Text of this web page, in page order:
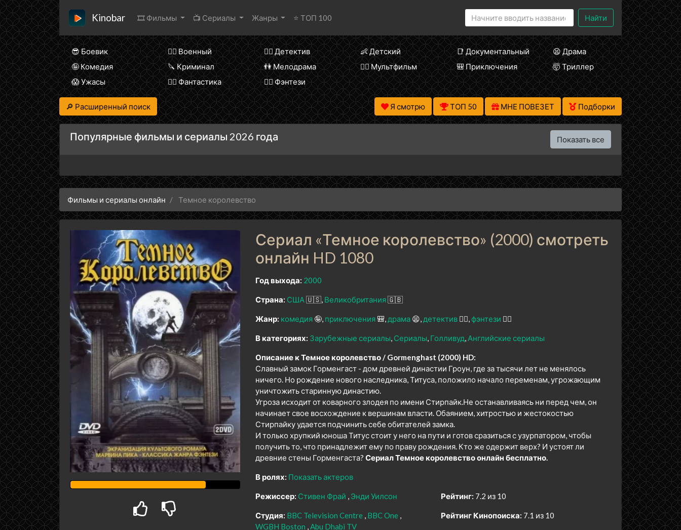
Kinobar 🎞 Фильмы 📺 Сериалы Жанры ⭐ ТОП 100 Найти
😎 Боевик 👨‍✈️ Военный 🕵️‍♂️ Детектив 👶 Детский 📑 Документальный
😫 Драма
🤪 Комедия
🔪 Криминал 👫 Мелодрама 🧚‍♀️ Мультфильм 🎒 Приключения
🤯 Триллер
😱 Ужасы
🧙‍♀️ Фантастика 🧝‍♂️ Фэнтези
🔎 Расширенный поиск Я смотрю ТОП 50 МНЕ ПОВЕЗЕТ Подборки
Популярные фильмы и сериалы 2026 года Показать все
Фильмы и сериалы онлайн Темное королевство
Сериал «Темное королевство» (2000) смотреть
онлайн HD 1080
Год выхода: 2000
Страна: США🇺🇸 Великобритания🇬🇧
Жанр: комедия 🤪 приключения 🎒 драма 😫 детектив 🕵️‍♂️ фэнтези 🧝‍♂️
В категориях: Зарубежные сериалы Сериалы Голливуд Английские сериалы
Описание к Темное королевство / Gormenghast (2000) HD:
Славный замок Горменгаст - дом древней династии Гроун, где за тысячи лет не менялось
ничего. Но рождение нового наследника, Титуса, положило начало переменам, угрожающим
уничтожить старинную династию.
Угроза исходит от коварного злодея по имени Стирпайк.Не останавливаясь ни перед чем, он
начинает свое восхождение к вершинам власти. Обаянием, хитростью и жестокостью
Стирпайку удается подчинить себе обитателей замка.
И только хрупкий юноша Титус стоит у него на пути и готов сразиться с узурпатором, чтобы
получить то, что принадлежит ему по праву рождения. Кто же одержит верх? И устоят ли
древние стены Горменгаста? Сериал Темное королевство онлайн бесплатно.
В ролях: Показать актеров
Режиссер: Стивен Фрай Энди Уилсон
Студия: BBC Television Centre BBC One
WGBH Boston Abu Dhabi TV
Рейтинг: 7.2 из 10
Рейтинг Кинопоиска: 7.1 из 10